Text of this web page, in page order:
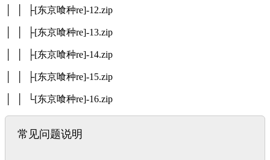
│ │ ├[东京喰种re]-12.zip
│ │ ├[东京喰种re]-13.zip
│ │ ├[东京喰种re]-14.zip
│ │ ├[东京喰种re]-15.zip
│ │ └[东京喰种re]-16.zip
常见问题说明